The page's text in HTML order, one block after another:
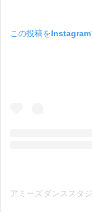
この投稿をInstagram